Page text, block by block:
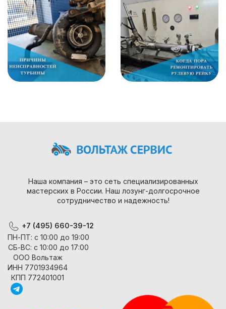
Наша компания – это сеть специализированных
мастерских в России. Наш лозунг-долгосрочное
сотрудничество и надежность!
+7 (495) 660-39-12
ПН-ПТ: с 10:00 до 19:00
СБ-ВС: с 10:00 до 17:00
ООО Вольтаж
ИНН 7701934964
КПП 772401001